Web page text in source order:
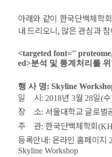
아래와 같이 한국단백체학
내 드리오니, 많은 관심과
<targeted font=''
ed>분석 및 통계처리를
행 사 명: Skyline
일 시: 2018년 3월28일(수
장 소: 서울대학교 글로벌
주
관: 한국단백체학회
등록안내: 온라인 홈페이지
Skyline Workshop